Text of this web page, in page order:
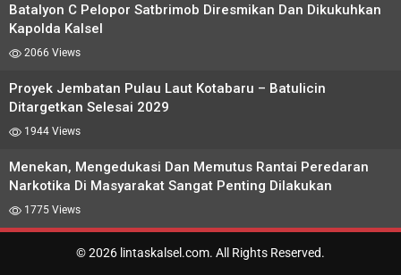
Batalyon C Pelopor Satbrimob Diresmikan Dan Dikukuhkan
Kapolda Kalsel
2066 Views
Proyek Jembatan Pulau Laut Kotabaru – Batulicin
Ditargetkan Selesai 2029
1944 Views
Menekan, Mengedukasi Dan Memutus Rantai Peredaran
Narkotika Di Masyarakat Sangat Penting Dilakukan
1775 Views
© 2026 lintaskalsel.com. All Rights Reserved.